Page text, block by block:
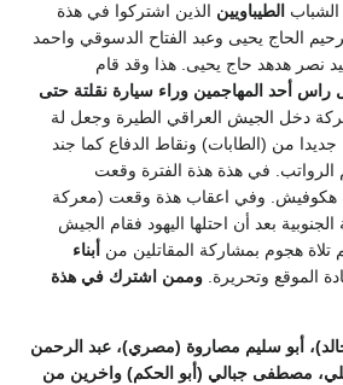
الطيباويين الذين اشتركوا في هذة
الحاج يحيى وعبد الفتاح الدسوقي واحمد
نصر هدهد حاج يحيى. هذا وقد قام
أحد المهاجمين وراء سيارة نقلتة حتى
دخل الجيش العراقي الطيرة وجعل لة
من (الطابات) ونقاط الدفاع كما جند
الرواتب. في هذة هذة الفترة وقعت
هكوفيش. وفي اعقاب هذة وقعت (معركة
بعد أن احتلها اليهود فقام الجيش
هجوم بمشاركة المقاتلين من أبناء
الموقع وتحريرة. وممن اشترك في هذة
أبو سليم مصاروة (مصري)، عبد الرحمن
مصطفى جبالي (أبو الحكم) واخرين من